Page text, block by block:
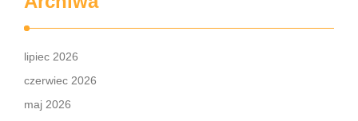
lipiec 2026
czerwiec 2026
maj 2026